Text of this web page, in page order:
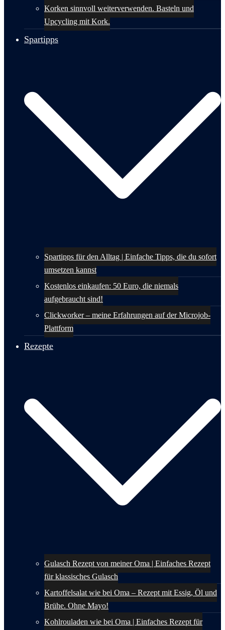
Korken sinnvoll weiterverwenden. Basteln und
Upcycling mit Kork.
Spartipps
Spartipps für den Alltag | Einfache Tipps, die du sofort
umsetzen kannst
Kostenlos einkaufen: 50 Euro, die niemals
aufgebraucht sind!
Clickworker – meine Erfahrungen auf der Microjob-
Plattform
Rezepte
Gulasch Rezept von meiner Oma | Einfaches Rezept
für klassisches Gulasch
Kartoffelsalat wie bei Oma – Rezept mit Essig, Öl und
Brühe. Ohne Mayo!
Kohlrouladen wie bei Oma | Einfaches Rezept für